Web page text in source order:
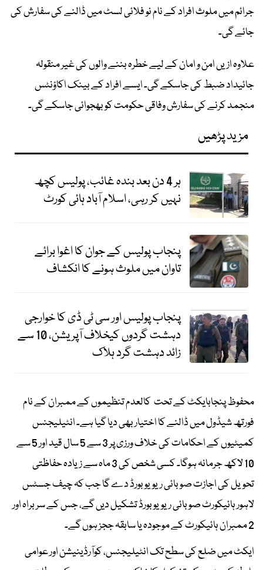
جرائم میں ملوث افراد کے نام نو فلائی لسٹ میں ڈالنے کی سفارش کی
جائے گی۔
علاوہ ازیں امن و امان کے لیے خطرہ بننے والوں کی غیر منقولہ
جائیداد ضبط کی جاسکے گی۔ ایسے افراد کے بینک اکاؤنٹس
منجمد کرنے کی سفارش وفاقی حکومت کو بھجوائی جاسکے گی۔
مزید پڑھیں
ہر 4 دن بعد بندہ غائب، پولیس کچھ
نہیں کر رہی، اسلام آباد ہائی کورٹ
پنجاب پولیس کے جوان کا اغوا برائے
تاوان میں ملوث ہونے کا انکشاف
پنجاب پولیس اور سی ٹی ڈی کا خوارجی
دہشت گردوں کیخلاف آپریشن، 10 سے
زائد دہشت گرد ہلاک
محفوظ پنجابایکٹ کے تحت کالعدم تنظیموں کے ممبران کے نام
فورتھ شیڈول میں ڈالنے کا اختیار بھی دیا گیا ہے۔ انٹیلیجنس
کمیٹیوں کے احکامات کی خلاف ورزی پر 3 سے 5 سال قید اور 5 سے
10 لاکھ جرمانہ ہوگا۔ کسی شخص کی 3 ماہ سے زیادہ حفاظتی
تحویل کی اجازت صوبائی ریویو بورڈ دے گا جب کہ چیف جسٹس
لاہور ہائیکورٹ صوبائی ریویو بورڈ تشکیل دیں گے، جس کے سربراہ اور
2 ممبران ہائیکورٹ کے موجودہ یا سابقہ ججز ہوں گے۔
ایکٹ میں ضلع کی سطح تک انٹیلیجنس، کوآرڈینیشن اور عوامی